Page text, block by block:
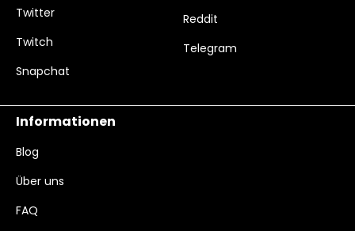
Twitter
Twitch
Snapchat
Reddit
Telegram
Informationen
Blog
Über uns
FAQ